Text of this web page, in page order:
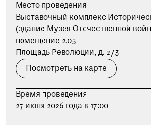
Опрос о качестве работы музея
Просим вас пройти опрос
о качестве работы музея. Ваше
мнение поможет нам стать лучше!
Пройти опрос
Место проведения
Выставочный комплекс
(здание Музея Отечественной
помещение 2.05
Площадь Революции, д. 2/3
Посмотреть на карте
Время проведения
27 июня 2026 года в 17:00